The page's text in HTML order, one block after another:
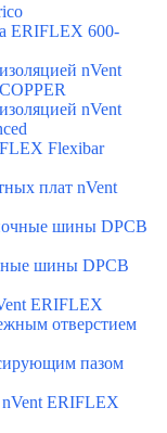
ERIFLEX 600-
nVent
nVent
Flexibar
плат nVent
шины DPCB
шины DPCB
ERIFLEX
отверстием
пазом
ERIFLEX